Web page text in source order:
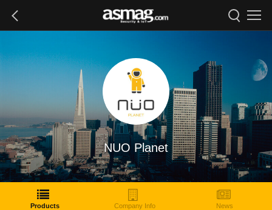
NUO Planet
Products Company Info News